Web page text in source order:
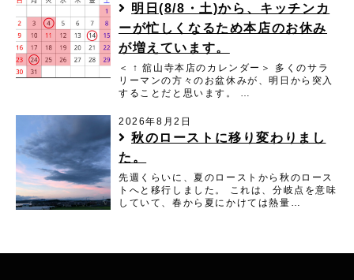
明日(8/8・土)から、キッチンカ
ーが忙しくなるため本店のお休み
が増えています。
＜ ↑ 舘山寺本店のカレンダー＞ 多くのサラ
リーマンの方々のお盆休みが、明日から突入
することだと思います。 …
2026年8月2日
秋のローストに移り変わりまし
た。
先週くらいに、夏のローストから秋のロース
トへと移行しました。 これは、分岐点を意味
していて、春から夏にかけては熱量…